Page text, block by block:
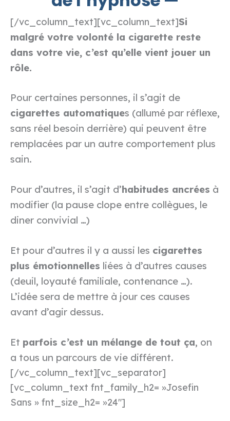
[/vc_column_text][vc_column_text]Si
malgré votre volonté la cigarette reste
dans votre vie, c’est qu’elle vient jouer un
rôle.
Pour certaines personnes, il s’agit de
cigarettes automatiques (allumé par réflexe,
sans réel besoin derrière) qui peuvent être
remplacées par un autre comportement plus
sain.
Pour d’autres, il s’agit d’habitudes ancrées à
modifier (la pause clope entre collègues, le
diner convivial …)
Et pour d’autres il y a aussi les cigarettes
plus émotionnelles liées à d’autres causes
(deuil, loyauté familiale, contenance …).
L’idée sera de mettre à jour ces causes
avant d’agir dessus.
Et parfois c’est un mélange de tout ça, on
a tous un parcours de vie différent.
[/vc_column_text][vc_separator]
[vc_column_text fnt_family_h2= »Josefin
Sans » fnt_size_h2= »24″]